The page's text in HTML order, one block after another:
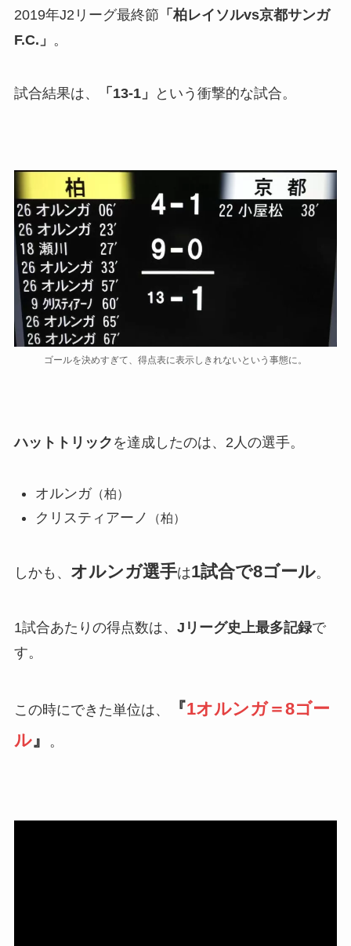
2019年J2リーグ最終節 「柏レイソルvs京都サンガ
F.C.」 。
試合結果は、 「13-1」 という衝撃的な試合。
ゴールを決めすぎて、得点表に表示しきれないという事態に。
ハットトリック を達成したのは、2人の選手。
オルンガ（柏）
クリスティアーノ （柏）
しかも、 オルンガ選手は1試合で8ゴール。
1試合あたりの得点数は、 Jリーグ史上最多記録で
す。
この時にできた単位は、 『1オルンガ＝8ゴー
ル』 。